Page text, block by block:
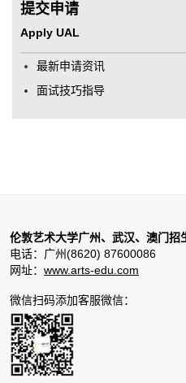
提交申请
Apply UAL
最新申请资讯
面试技巧指导
伦敦艺术大学广州、武汉、澳门招
电话：广州(8620) 87600086
网址： www.arts-edu.com
微信扫码添加客服微信：